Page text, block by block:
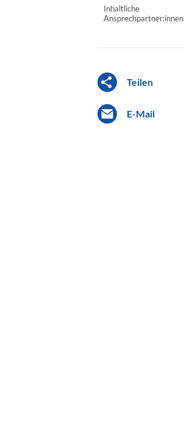
Inhaltliche
Ansprechpartner:innen
Teilen
E-Mail